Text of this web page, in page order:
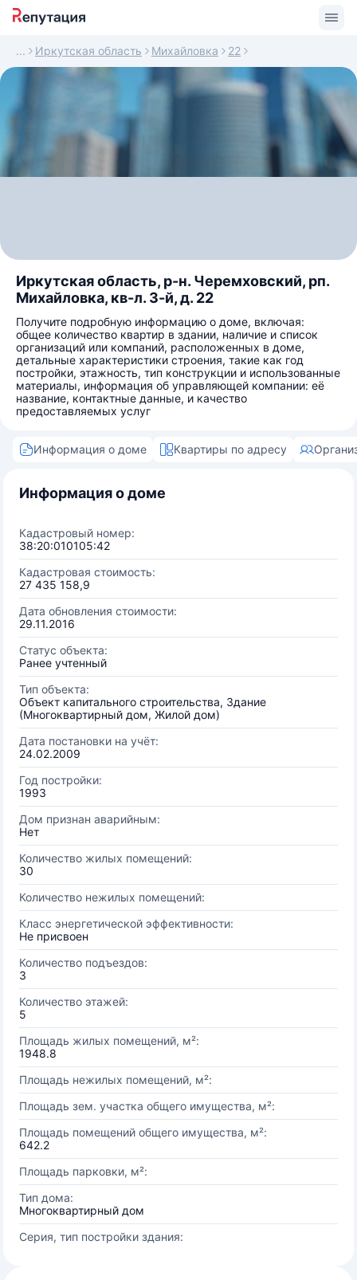
Иркутская область Михайловка 22
Иркутская область, р-н. Черемховский, рп.
Михайловка, кв-л. 3-й, д. 22
Получите подробную информацию о доме, включая:
общее количество квартир в здании, наличие и список
организаций или компаний, расположенных в доме,
детальные характеристики строения, такие как год
постройки, этажность, тип конструкции и использованные
материалы, информация об управляющей компании: её
название, контактные данные, и качество
предоставляемых услуг
Информация о доме Квартиры по адресу
Информация о доме
Кадастровый номер:
38:20:010105:42
Кадастровая стоимость:
27 435 158,9
Дата обновления стоимости:
29.11.2016
Статус объекта:
Ранее учтенный
Тип объекта:
Объект капитального строительства, Здание
(Многоквартирный дом, Жилой дом)
Дата постановки на учёт:
24.02.2009
Год постройки:
1993
Дом признан аварийным:
Нет
Количество жилых помещений:
30
Количество нежилых помещений:
Класс энергетической эффективности:
Не присвоен
Количество подъездов:
3
Количество этажей:
5
Площадь жилых помещений, м²:
1948.8
Площадь нежилых помещений, м²:
Площадь зем. участка общего имущества, м²:
Площадь помещений общего имущества, м²:
642.2
Площадь парковки, м²:
Тип дома:
Многоквартирный дом
Серия, тип постройки здания: